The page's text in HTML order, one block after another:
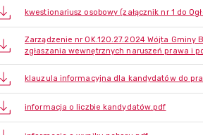
kwestionariusz osobowy (załącznik nr 1 do
Zarządzenie nr OK.120.27.2024 Wójta
zgłaszania wewnętrznych naruszeń prawa i
klauzula informacyjna dla kandydatów do
informacja o liczbie kandydatów.pdf